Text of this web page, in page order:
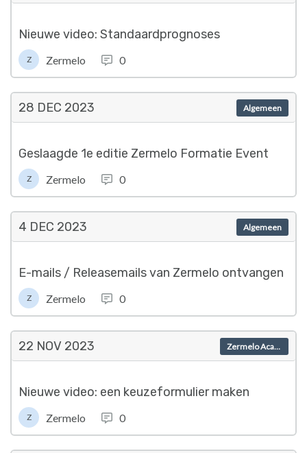
Nieuwe video: Standaardprognoses
Z Zermelo 0
28 DEC 2023
Geslaagde 1e editie Zermelo Formatie Event
Z Zermelo 0
Algemeen
4 DEC 2023
E-mails / Releasemails van Zermelo ontvangen
Z Zermelo 0
Algemeen
22 NOV 2023
Nieuwe video: een keuzeformulier maken
Z Zermelo 0
Zermelo Academy